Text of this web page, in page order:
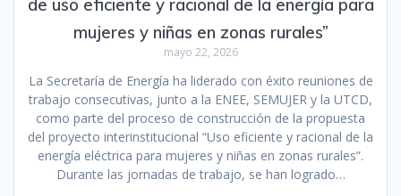
de uso eficiente y racional de la energía para
mujeres y niñas en zonas rurales”
mayo 22, 2026
La Secretaría de Energía ha liderado con éxito reuniones de
trabajo consecutivas, junto a la ENEE, SEMUJER y la UTCD,
como parte del proceso de construcción de la propuesta
del proyecto interinstitucional “Uso eficiente y racional de la
energía eléctrica para mujeres y niñas en zonas rurales”.
Durante las jornadas de trabajo, se han logrado…